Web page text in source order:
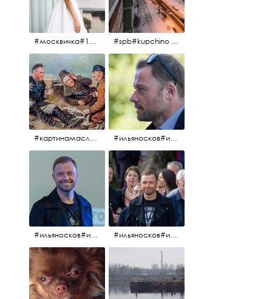
#москвичка#1990#вднх2016#июль2016# #spb#kupchino #крышапотекла
#картинамаслом #картина #охотники#хорошеенастроение #aplgallery #ильяносков#ильяносков2016#очеммолчатфранцузы #санктпетербург #кино#фильфильфильм @ilya_noskov_official
#ильяносков#ильяносков_главныйгерой #санктпетербург #ленфильм# @ilya_noskov_official #контрибуция#очеммолчатфранцузы#эдуардпичугин #ильяносков#ильяносков_главныйгерой @ilya_noskov_official #очеммолчатфранцузы#очёммолчатфранцузы